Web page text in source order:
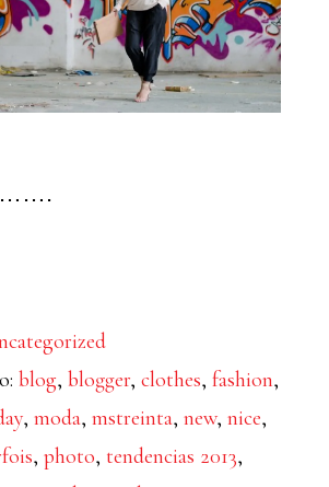
blog,blogger,clothes,fashion,
,moda,mstreinta,new,nice,
,photo, tendencias 2013,